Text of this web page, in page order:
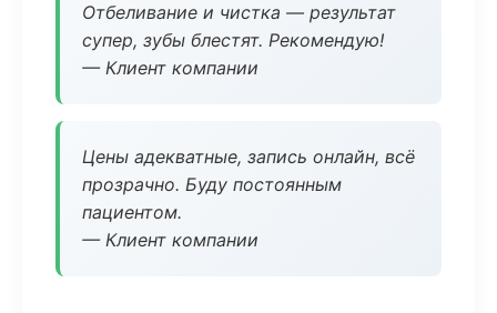
Отбеливание и чистка — результат
супер, зубы блестят. Рекомендую!
— Клиент компании
Цены адекватные, запись онлайн, всё
прозрачно. Буду постоянным
пациентом.
— Клиент компании